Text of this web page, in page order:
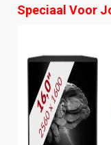
Speciaal Voor